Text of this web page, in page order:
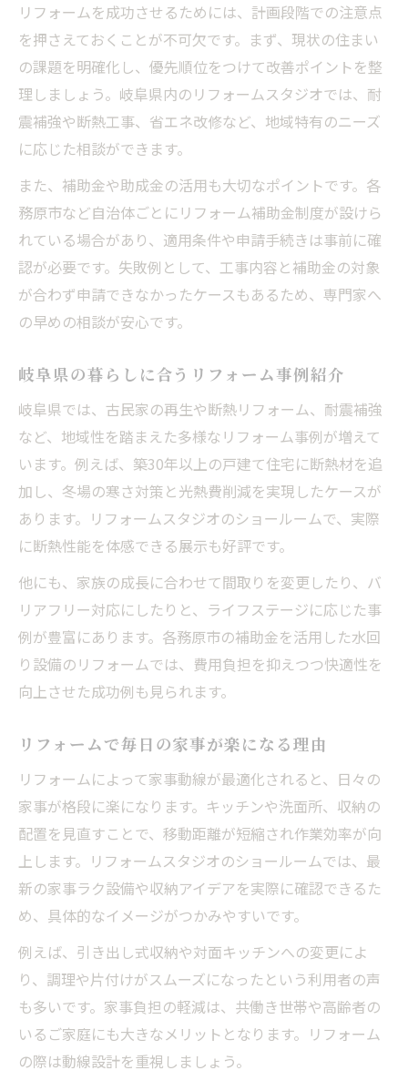
省エネ性能向上のためのリフォーム方法
リフォームで光熱費削減を実現するポイン
ト
補助金利用でお得にリフォームを始める方法
リフォーム補助金の基礎知識と申請の流れ
岐阜県で受けられるリフォーム補助金の特
徴
リフォームスタジオで補助金相談するメリ
ット
補助金制度を最大限活かしたリフォーム事
耐震性も収納も両立するリフォーム術を解説
リフォームで耐震性と収納力を両立する秘
訣
暮らしの安心を支える耐震リフォーム対策
収納不足を解消するリフォームアイデア集
リフォームで叶う機能的な間取り改善術
岐阜県の住宅事情に合う耐震リフォーム法
リフォームを成功させるためには、計画段階での注意点
を押さえておくことが不可欠です。まず、現状の住まい
の課題を明確化し、優先順位をつけて改善ポイントを整
理しましょう。岐阜県内のリフォームスタジオでは、耐
震補強や断熱工事、省エネ改修など、地域特有のニーズ
に応じた相談ができます。
また、補助金や助成金の活用も大切なポイントです。各
務原市など自治体ごとにリフォーム補助金制度が設けら
れている場合があり、適用条件や申請手続きは事前に確
認が必要です。失敗例として、工事内容と補助金の対象
が合わず申請できなかったケースもあるため、専門家へ
の早めの相談が安心です。
岐阜県の暮らしに合うリフォーム事例紹介
岐阜県では、古民家の再生や断熱リフォーム、耐震補強
など、地域性を踏まえた多様なリフォーム事例が増えて
います。例えば、築30年以上の戸建て住宅に断熱材を追
加し、冬場の寒さ対策と光熱費削減を実現したケースが
あります。リフォームスタジオのショールームで、実際
に断熱性能を体感できる展示も好評です。
他にも、家族の成長に合わせて間取りを変更したり、バ
リアフリー対応にしたりと、ライフステージに応じた事
例が豊富にあります。各務原市の補助金を活用した水回
り設備のリフォームでは、費用負担を抑えつつ快適性を
向上させた成功例も見られます。
リフォームで毎日の家事が楽になる理由
リフォームによって家事動線が最適化されると、日々の
家事が格段に楽になります。キッチンや洗面所、収納の
配置を見直すことで、移動距離が短縮され作業効率が向
上します。リフォームスタジオのショールームでは、最
新の家事ラク設備や収納アイデアを実際に確認できるた
め、具体的なイメージがつかみやすいです。
例えば、引き出し式収納や対面キッチンへの変更によ
り、調理や片付けがスムーズになったという利用者の声
も多いです。家事負担の軽減は、共働き世帯や高齢者の
いるご家庭にも大きなメリットとなります。リフォーム
の際は動線設計を重視しましょう。